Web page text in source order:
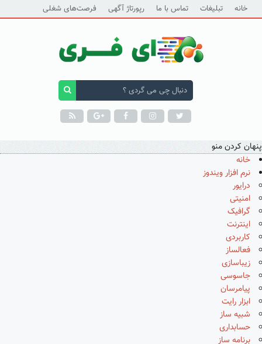
خانه تبلیغات تماس با ما رپورتاژ آگهی فرصت‌های شغلی
پنهان کردن منو
خانه
نرم افزار ویندوز
درایور
امنیتی
گرافیک
اینترنت
کاربردی
فعالساز
زیباسازی
جاسوسی
پیامرسان
ابزار رایت
شبیه ساز
حسابداری
برنامه ساز